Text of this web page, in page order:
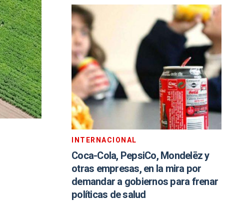
INTERNACIONAL
Coca-Cola, PepsiCo, Mondelēz y
otras empresas, en la mira por
demandar a gobiernos para frenar
políticas de salud